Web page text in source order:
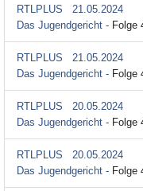
RTLPLUS
21.05.2024
Das Jugendgericht - Folge
RTLPLUS
21.05.2024
Das Jugendgericht - Folge
RTLPLUS
20.05.2024
Das Jugendgericht - Folge
RTLPLUS
20.05.2024
Das Jugendgericht - Folge